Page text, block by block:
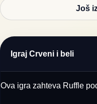
Još
Igraj Crveni i beli
Ova igra zahteva Ruffle